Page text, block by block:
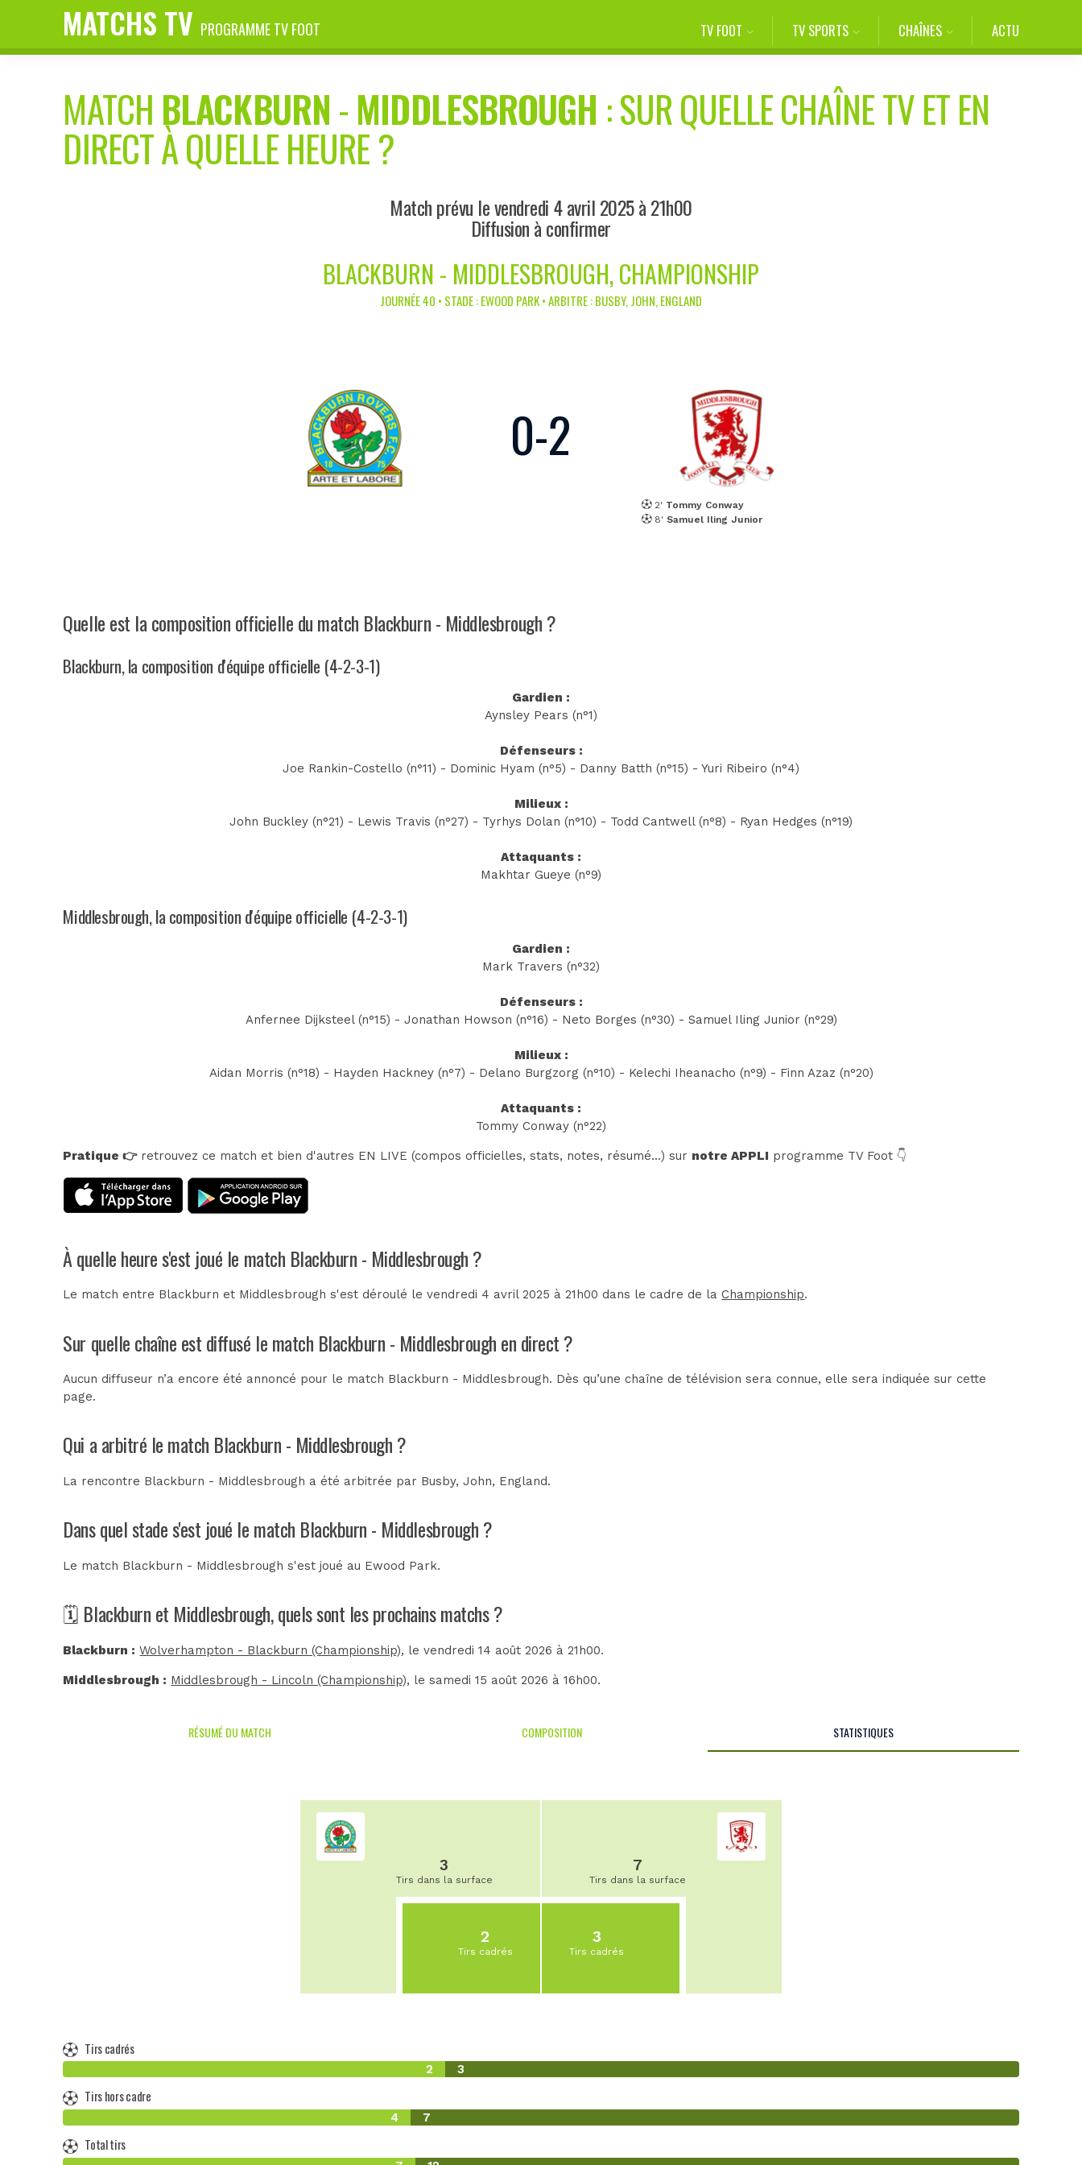
MATCHS TV PROGRAMME TV FOOT TV FOOT TV SPORTS CHAÎNES ACTU
MATCH BLACKBURN-MIDDLESBROUGH : SUR QUELLE CHAÎNE TV ET EN
DIRECT À QUELLE HEURE ?
Match prévu le vendredi 4 avril 2025 à 21h00
Diffusion à confirmer
BLACKBURN - MIDDLESBROUGH, CHAMPIONSHIP
JOURNÉE 40 • STADE : EWOOD PARK • ARBITRE : BUSBY, JOHN, ENGLAND
0-2
2' Tommy Conway
8'Samuel Iling Junior
Quelle est la composition officielle du match Blackburn - Middlesbrough ?
Blackburn, la composition d'équipe officielle (4-2-3-1)
Gardien :
Aynsley Pears (n°1)
Défenseurs :
Joe Rankin-Costello (n°11) - Dominic Hyam (n°5) - Danny Batth (n°15) - Yuri Ribeiro (n°4)
Milieux :
John Buckley (n°21) - Lewis Travis (n°27) - Tyrhys Dolan (n°10) - Todd Cantwell (n°8) - Ryan Hedges (n°19)
Attaquants :
Makhtar Gueye (n°9)
Middlesbrough, la composition d'équipe officielle (4-2-3-1)
Gardien :
Mark Travers (n°32)
Défenseurs :
Anfernee Dijksteel (n°15) - Jonathan Howson (n°16) - Neto Borges (n°30) - Samuel Iling Junior (n°29)
Milieux :
Aidan Morris (n°18) - Hayden Hackney (n°7) - Delano Burgzorg (n°10) - Kelechi Iheanacho (n°9) - Finn Azaz (n°20)
Attaquants :
Tommy Conway (n°22)
Pratique 👉retrouvez ce match et bien d'autres EN LIVE (compos officielles, stats, notes, résumé...) sur notre APPLI programme TV Foot 👇
À quelle heure s'est joué le match Blackburn - Middlesbrough ?
Le match entre Blackburn et Middlesbrough s'est déroulé le vendredi 4 avril 2025 à 21h00 dans le cadre de laChampionship.
Sur quelle chaîne est diffusé le match Blackburn - Middlesbrough en direct ?
Aucun diffuseur n’a encore été annoncé pour le match Blackburn - Middlesbrough. Dès qu’une chaîne de télévision sera connue, elle sera indiquée sur cette
page.
Qui a arbitré le match Blackburn - Middlesbrough ?
La rencontre Blackburn - Middlesbrough a été arbitrée par Busby, John, England.
Dans quel stade s'est joué le match Blackburn - Middlesbrough ?
Le match Blackburn - Middlesbrough s'est joué au Ewood Park.
🗓️ Blackburn et Middlesbrough, quels sont les prochains matchs ?
Blackburn : Wolverhampton - Blackburn (Championship), le vendredi 14 août 2026 à 21h00.
Middlesbrough : Middlesbrough - Lincoln (Championship), le samedi 15 août 2026 à 16h00.
RÉSUMÉ DU MATCH COMPOSITION STATISTIQUES
3
Tirs dans la surface
2
Tirs cadrés
7
Tirs dans la surface
3
Tirs cadrés
Tirs cadrés
2 3
Tirs hors cadre
4 7
Total tirs